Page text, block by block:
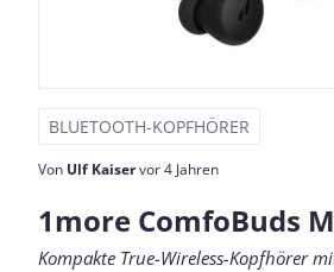
BLUETOOTH-KOPFHÖRER
Von Ulf Kaiservor 4 Jahren
1more ComfoBuds
Kompakte True-Wireless-Kopfhörer